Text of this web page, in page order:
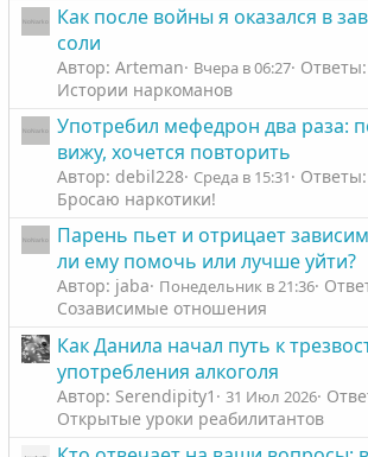
Как после войны я оказался в
соли
Автор: Arteman Вчера в 06:27
Истории наркоманов
Употребил мефедрон два раза:
вижу, хочется повторить
Автор: debil228 Среда в 15:31
Бросаю наркотики!
Парень пьет и отрицает
ли ему помочь или лучше уйти?
Автор: jaba Понедельник в 21:36
Созависимые отношения
Как Данила начал путь к
употребления алкоголя
Автор: Serendipity1 31 Июл 2026
Открытые уроки реабилитантов